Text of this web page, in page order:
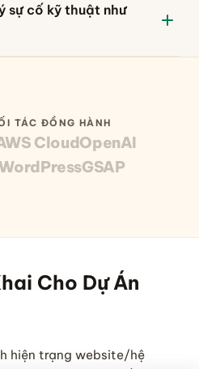
sự cố kỹ thuật như
TÁC ĐỒNG HÀNH
CloudOpenAI
GSAP
Cho Dự Án
hiện trạng website/hệ